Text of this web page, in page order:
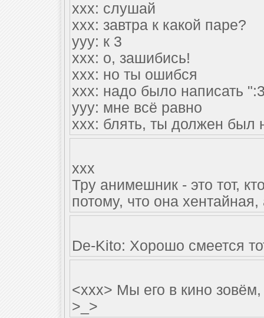
ххх: слушай
ххх: завтра к какой паре?
ууу: к 3
ххх: о, зашибись!
ххх: но ты ошибся
ххх: надо было написать
ууу: мне всё равно
ххх: блять, ты должен был
xxx
Тру анимешник - это тот,
потому, что она
De-Kito: Хорошо смеется
<xxx> Мы его в кино
>_>